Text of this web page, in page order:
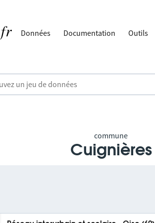
Données Documentation Outils
commune
Cuignières